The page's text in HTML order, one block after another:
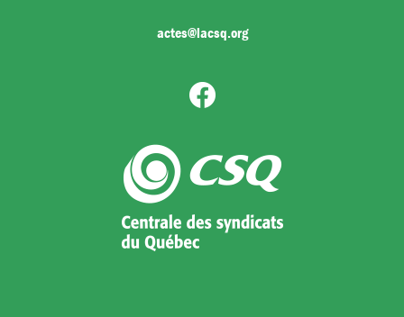
actes@lacsq.org